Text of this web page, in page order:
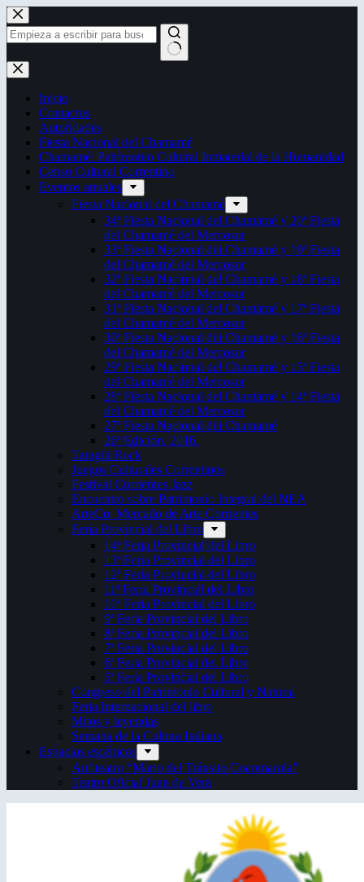
Saltar
al
contenido
Sin
resultados
Inicio
Contactos
Autoridades
Fiesta Nacional del Chamamé
Chamamé: Patrimonio Cultural Inmaterial de la Humanidad
Censo Cultural Correntino
Eventos anuales
Fiesta Nacional del Chamamé
34ª Fiesta Nacional del Chamamé y 20ª Fiesta
del Chamamé del Mercosur
33ª Fiesta Nacional del Chamamé y 19ª Fiesta
del Chamamé del Mercosur
32ª Fiesta Nacional del Chamamé y 18ª Fiesta
del Chamamé del Mercosur
31ª Fiesta Nacional del Chamamé y 17ª Fiesta
del Chamamé del Mercosur
30ª Fiesta Nacional del Chamamé y 16ª Fiesta
del Chamamé del Mercosur
29ª Fiesta Nacional del Chamamé y 15ª Fiesta
del Chamamé del Mercosur
28ª Fiesta Nacional del Chamamé y 14ª Fiesta
del Chamamé del Mercosur
27ª Fiesta Nacional del Chamamé
26ª Edición. 2016.
Taragüi Rock
Juegos Culturales Correntinos
Festival Corrientes Jazz
Encuentro sobre Patrimonio Integral del NEA
ArteCo. Mercado de Arte Corrientes
Feria Provincial del Libro
14ª Feria Provincial del Libro
13ª Feria Provincial del Libro
12ª Feria Provincial del Libro
11ª Feria Provincial del Libro
10ª Feria Provincial del Libro
9ª Feria Provincial del Libro
8ª Feria Provincial del Libro
7ª Feria Provincial del Libro
6ª Feria Provincial del Libro
5ª Feria Provincial del Libro
Congreso del Patrimonio Cultural y Natural
Feria Internacional del libro
Mitos y leyendas
Semana de la Cultura Italiana
Espacios escénicos
Anfiteatro “Mario del Tránsito Cocomarola”
Teatro Oficial Juan de Vera